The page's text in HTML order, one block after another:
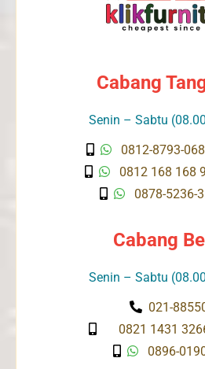
Cabang
Senin – Sabtu
0812-8793-
0812 168 168
0878-5236-
Cabang
Senin – Sabtu
021-
0821 1431
0896-